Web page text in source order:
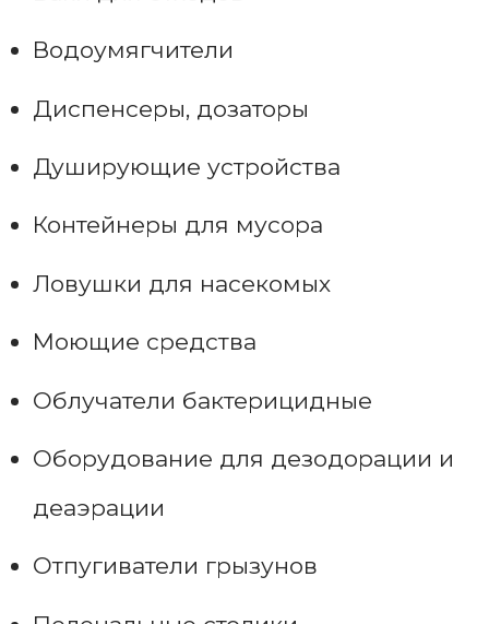
Водоумягчители
Диспенсеры, дозаторы
Душирующие устройства
Контейнеры для мусора
Ловушки для насекомых
Моющие средства
Облучатели бактерицидные
Оборудование для дезодорации и
деаэрации
Отпугиватели грызунов